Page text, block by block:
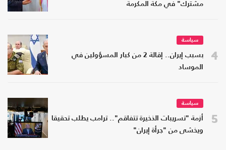
مشترك" في مكة المكرمة
4
سياسة
بسبب إيران.. إقالة 2 من كبار المسؤولين في
الموساد
5
سياسة
أزمة "تسريبات الذخيرة تتفاقم".. ترامب يطلب تحقيقا
ويخشى من "جرأة إيران"